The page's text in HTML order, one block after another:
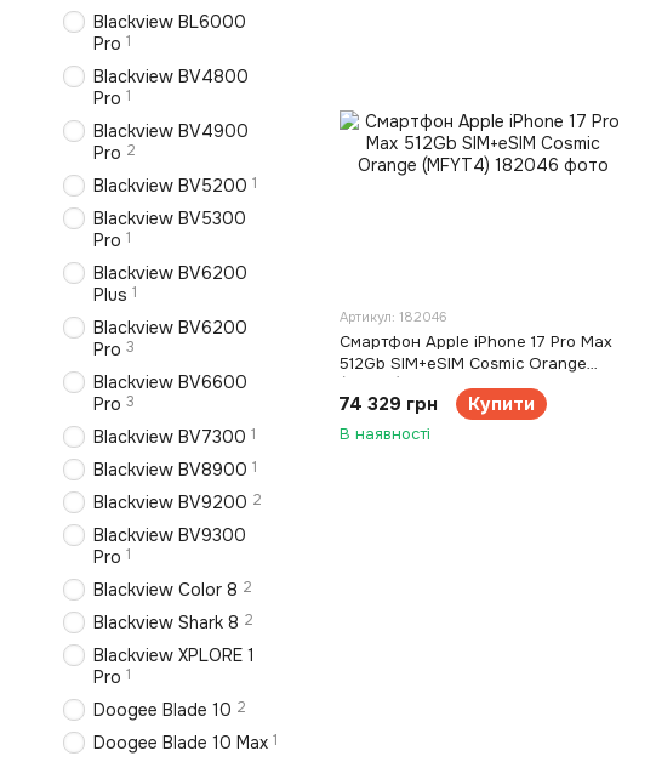
Артикул: 182046
Смартфон Apple iPhone 17 Pro Max
512Gb SIM+eSIM Cosmic Orange
74 329 грн Купити
В наявності
Blackview BL6000
Pro 1
Blackview BV4800
Pro 1
Blackview BV4900
Pro 2
Blackview BV5200 1
Blackview BV5300
Pro 1
Blackview BV6200
Plus 1
Blackview BV6200
Pro 3
Blackview BV6600
Pro 3
Blackview BV7300 1
Blackview BV8900 1
Blackview BV9200 2
Blackview BV9300
Pro 1
Blackview Color 8 2
Blackview Shark 8 2
Blackview XPLORE 1
Pro 1
Doogee Blade 10 2
Doogee Blade 10 Max 1